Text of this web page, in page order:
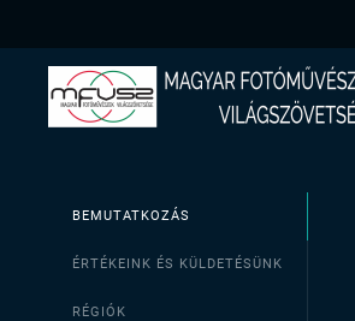
BEMUTATKOZÁS
ÉRTÉKEINK ÉS KÜLDETÉSÜNK
RÉGIÓK